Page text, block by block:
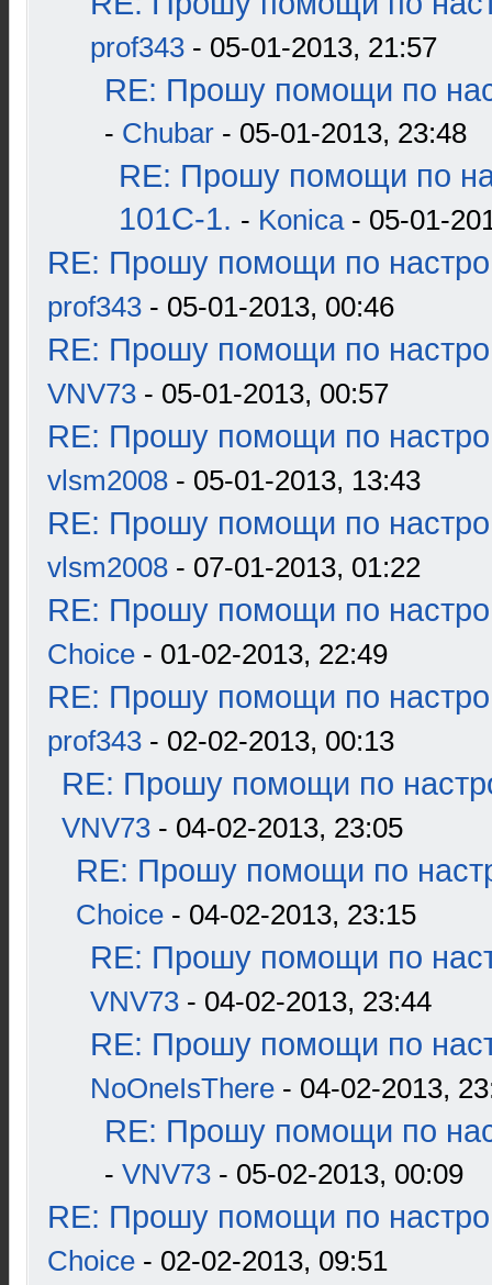
prof343 - 05-01-2013, 21:57
RE: Прошу помощи по
- Chubar - 05-01-2013, 23:48
RE: Прошу помощи по
101С-1. - Konica- 05-01-
RE: Прошу помощи по
prof343 - 05-01-2013, 00:46
RE: Прошу помощи по
VNV73 - 05-01-2013, 00:57
RE: Прошу помощи по
vlsm2008 - 05-01-2013, 13:43
RE: Прошу помощи по
vlsm2008 - 07-01-2013, 01:22
RE: Прошу помощи по
Choice - 01-02-2013, 22:49
RE: Прошу помощи по
prof343 - 02-02-2013, 00:13
RE: Прошу помощи по
VNV73 - 04-02-2013, 23:05
RE: Прошу помощи по
Choice - 04-02-2013, 23:15
RE: Прошу помощи по
VNV73 - 04-02-2013, 23:44
RE: Прошу помощи по
NoOneIsThere - 04-02-2013,
RE: Прошу помощи по
- VNV73 - 05-02-2013, 00:09
RE: Прошу помощи по
Choice - 02-02-2013, 09:51